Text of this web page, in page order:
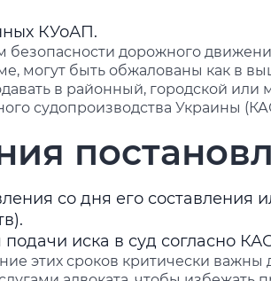
КУоАП.
безопасности дорожного
могут быть обжалованы как в
в районный, городской
судопроизводства Украины
со дня его составления
иска в суд согласно
этих сроков критически важны